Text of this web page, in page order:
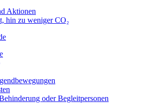
Aktionen
hin zu weniger CO₂
oder Begleitpersonen